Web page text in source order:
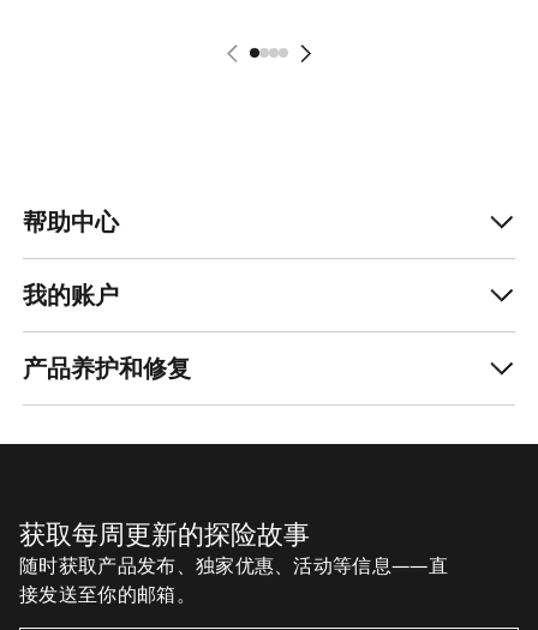
帮助中心
我的账户
产品养护和修复
获取每周更新的探险故事
随时获取产品发布、独家优惠、活动等信息——直
接发送至你的邮箱。